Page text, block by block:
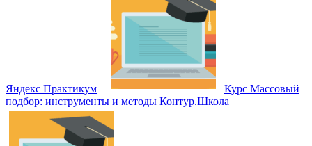
Яндекс Практикум
Курс Массовый
подбор: инструменты и методы Контур.Школа